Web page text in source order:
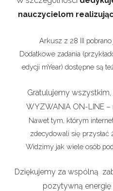
nauczycielom
Arkusz z 28 III
Dodatkowe zadania
edycji mYear) dostępne są
Gratulujemy
WYZWANIA ON-LINE
Nawet tym, którym
zdecydowali się przysłać
Widzimy jak wiele osób
Dziękujemy za wspólną
pozytywną energię